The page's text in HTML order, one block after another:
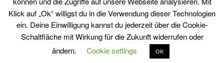
© Copyright - Guben Online
Klick auf „Ok“ willigst du in die Verwendung dieser Technologien
ein. Deine Einwilligung kannst du jederzeit über die Cookie-
Schaltfläche mit Wirkung für die Zukunft widerrufen oder
ändern.
Cookie settings OK